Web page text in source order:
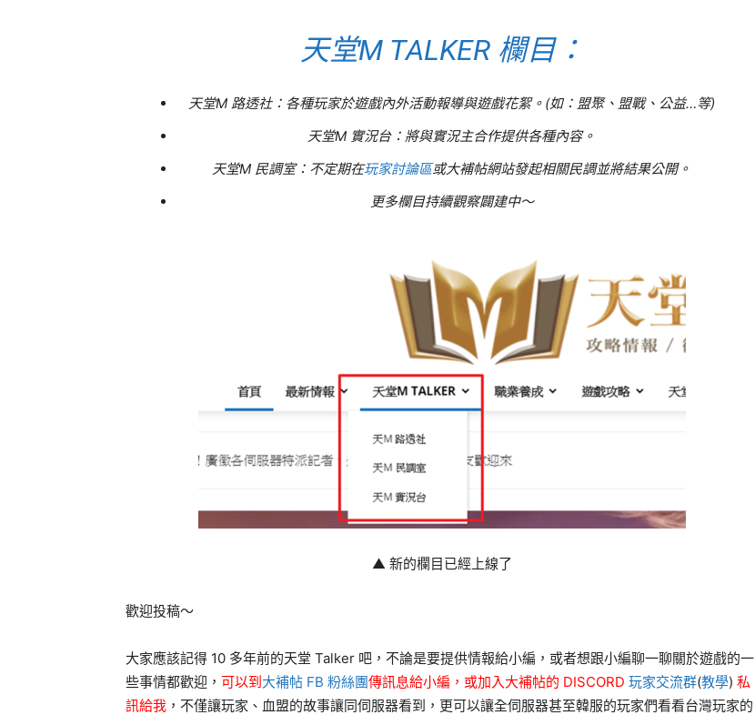
天堂M TALKER 欄目：
天堂M 路透社：各種玩家於遊戲內外活動報導與遊戲花絮。(如：盟聚、盟戰、公益…等)
天堂M 實況台：將與實況主合作提供各種內容。
天堂M 民調室：不定期在玩家討論區或大補帖網站發起相關民調並將結果公開。
更多欄目持續觀察闢建中～
▲ 新的欄目已經上線了
歡迎投稿～
大家應該記得 10 多年前的天堂 Talker 吧，不論是要提供情報給小編，或者想跟小編聊一聊關於遊戲的一
些事情都歡迎， 可以到大補帖 FB 粉絲團傳訊息給小編，或加入大補帖的 DISCORD 玩家交流群(教學) 私
訊給我 ，不僅讓玩家、血盟的故事讓同伺服器看到，更可以讓全伺服器甚至韓服的玩家們看看台灣玩家的